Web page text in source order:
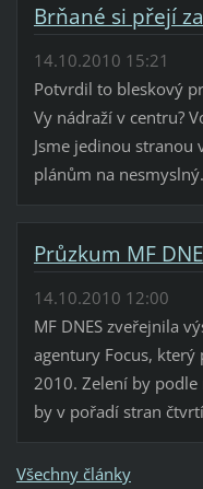
Brňané si přejí
14.10.2010 15:21
Potvrdil to bleskový
Vy nádraží v centru?
Jsme jedinou
plánům na
Průzkum MF
14.10.2010 12:00
MF DNES zveřejnila
agentury Focus,
2010. Zelení by podle
by v pořadí stran
Všechny články